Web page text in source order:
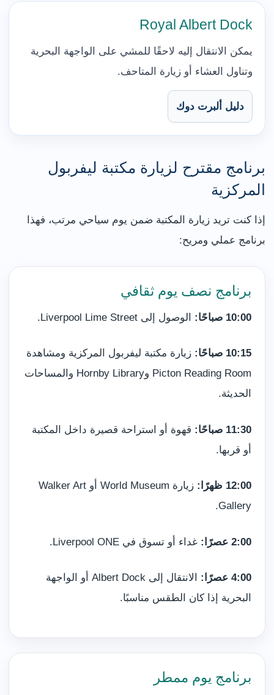
Royal Albert Dock
يمكن الانتقال إليه لاحقًا للمشي على الواجهة البحرية
وتناول العشاء أو زيارة المتاحف.
دليل ألبرت دوك
برنامج مقترح لزيارة مكتبة ليفربول
المركزية
إذا كنت تريد زيارة المكتبة ضمن يوم سياحي مرتب، فهذا
برنامج عملي ومريح:
برنامج نصف يوم ثقافي
10:00 صباحًا: الوصول إلى Liverpool Lime Street.
10:15 صباحًا:
زيارة مكتبة ليفربول المركزية ومشاهدة
Picton Reading Room وHornby Library والمساحات
الحديثة.
11:30 صباحًا:
قهوة أو استراحة قصيرة داخل المكتبة
أو قربها.
12:00 ظهرًا:
زيارة World Museum أو Walker Art
Gallery.
2:00 عصرًا: غداء أو تسوق في Liverpool ONE.
4:00 عصرًا:
الانتقال إلى Albert Dock أو الواجهة
البحرية إذا كان الطقس مناسبًا.
برنامج يوم ممطر